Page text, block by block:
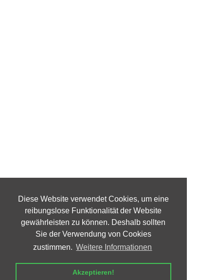
Diese Website verwendet Cookies, um eine
reibungslose Funktionalität der Website
gewährleisten zu können. Deshalb sollten
Sie der Verwendung von Cookies
zustimmen. Weitere Informationen
Akzeptieren!